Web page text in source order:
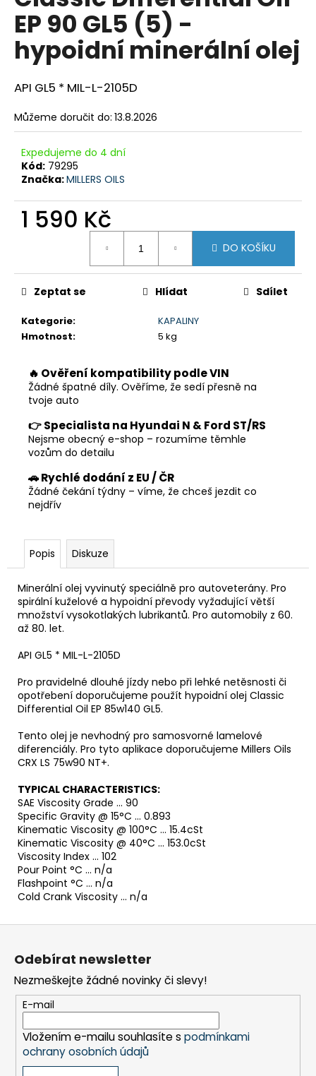
0,0
5
hvězdiček.
EP 90 GL5 (5) -
hypoidní minerální olej
API GL5 * MIL-L-2105D
Můžeme doručit do: 13.8.2026
Expedujeme do 4 dní
Kód: 79295
Značka:MILLERS OILS
1 590 Kč
DO KOŠÍKU
Kategorie:
KAPALINY
Hmotnost: 5 kg
Zeptat se Hlídat Sdílet
🔥 Ověření kompatibility podle VIN
Žádné špatné díly. Ověříme, že sedí přesně na
tvoje auto
👉 Specialista na Hyundai N & Ford ST/RS
Nejsme obecný e-shop – rozumíme těmhle
vozům do detailu
🚗 Rychlé dodání z EU / ČR
Žádné čekání týdny – víme, že chceš jezdit co
nejdřív
Popis Diskuze
Minerální olej vyvinutý speciálně pro autoveterány. Pro
spirální kuželové a hypoidní převody vyžadující větší
množství vysokotlakých lubrikantů. Pro automobily z 60.
až 80. let.
API GL5 * MIL-L-2105D
Pro pravidelné dlouhé jízdy nebo při lehké netěsnosti či
opotřebení doporučujeme použít hypoidní olej Classic
Differential Oil EP 85w140 GL5.
Tento olej je nevhodný pro samosvorné lamelové
diferenciály. Pro tyto aplikace doporučujeme Millers Oils
CRX LS 75w90 NT+.
TYPICAL CHARACTERISTICS:
SAE Viscosity Grade ... 90
Specific Gravity @ 15°C ... 0.893
Kinematic Viscosity @ 100°C ... 15.4cSt
Kinematic Viscosity @ 40°C ... 153.0cSt
Viscosity Index ... 102
Pour Point °C ... n/a
Flashpoint °C ... n/a
Cold Crank Viscosity ... n/a
a
j
í
?
o
č
u
Z
Odebírat newsletter
Nezmeškejte žádné novinky či slevy!
E-mail
Vložením e-mailu souhlasíte s podmínkami
ochrany osobních údajů